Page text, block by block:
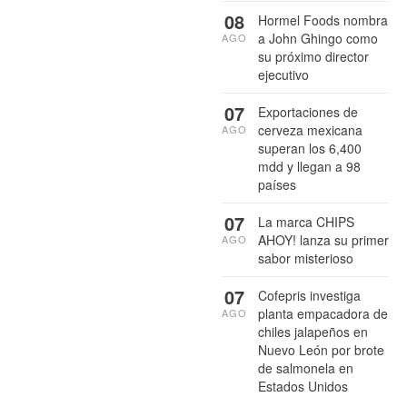
Hormel Foods nombra
a John Ghingo como
su próximo director
ejecutivo
08
AGO
Exportaciones de
cerveza mexicana
superan los 6,400
mdd y llegan a 98
países
07
AGO
La marca CHIPS
AHOY! lanza su primer
sabor misterioso
07
AGO
Cofepris investiga
planta empacadora de
chiles jalapeños en
Nuevo León por brote
de salmonela en
Estados Unidos
07
AGO